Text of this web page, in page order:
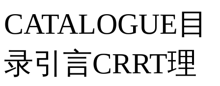
CATALOGUE目
录引言CRRT理